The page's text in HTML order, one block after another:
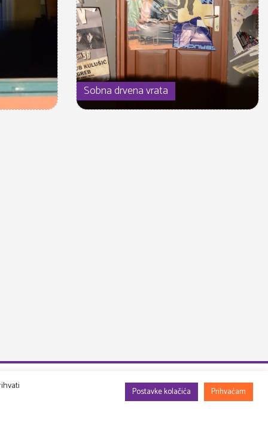
Sobna drvena vrata
Postavke kolačića Prihvaćam